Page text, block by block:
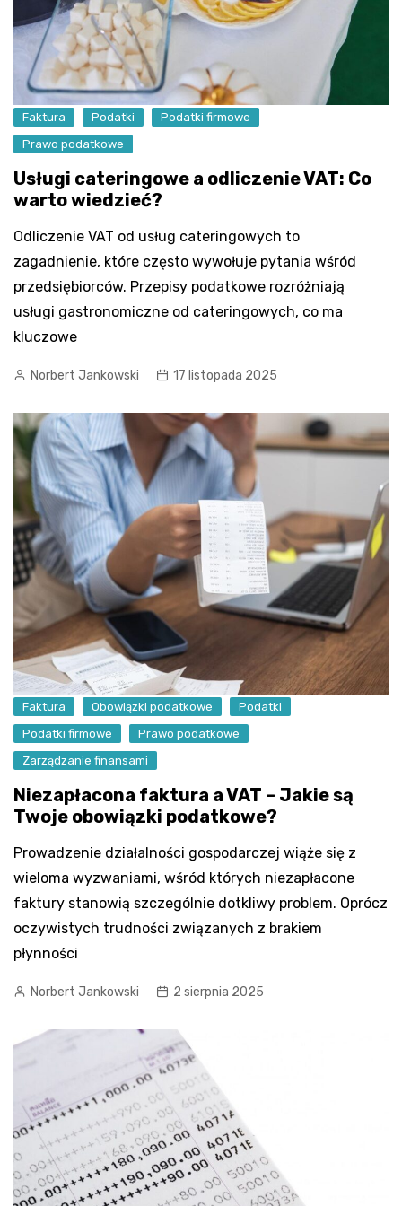
Faktura Podatki
Podatki firmowe
Prawo podatkowe
Usługi cateringowe a odliczenie VAT: Co
warto wiedzieć?
Odliczenie VAT od usług cateringowych to
zagadnienie, które często wywołuje pytania wśród
przedsiębiorców. Przepisy podatkowe rozróżniają
usługi gastronomiczne od cateringowych, co ma
kluczowe
Norbert Jankowski 17 listopada 2025
Faktura Obowiązki podatkowe
Podatki
Podatki firmowe
Prawo podatkowe
Zarządzanie finansami
Niezapłacona faktura a VAT – Jakie są
Twoje obowiązki podatkowe?
Prowadzenie działalności gospodarczej wiąże się z
wieloma wyzwaniami, wśród których niezapłacone
faktury stanowią szczególnie dotkliwy problem. Oprócz
oczywistych trudności związanych z brakiem
płynności
Norbert Jankowski 2 sierpnia 2025